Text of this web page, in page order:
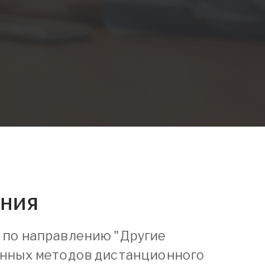
направлению "Другие
методов дистанционного